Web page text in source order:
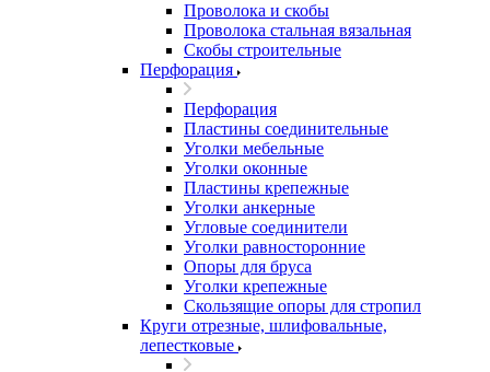
Проволока и скобы
Проволока стальная вязальная
Скобы строительные
Перфорация
Перфорация
Пластины соединительные
Уголки мебельные
Уголки оконные
Пластины крепежные
Уголки анкерные
Угловые соединители
Уголки равносторонние
Опоры для бруса
Уголки крепежные
Скользящие опоры для стропил
Круги отрезные, шлифовальные,
лепестковые